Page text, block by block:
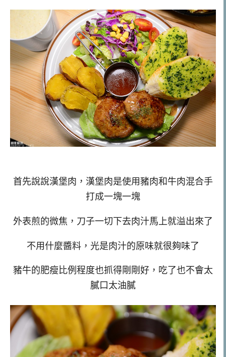
首先說說漢堡肉，漢堡肉是使用豬肉和牛肉混合手
打成一塊一塊
外表煎的微焦，刀子一切下去肉汁馬上就溢出來了
不用什麼醬料，光是肉汁的原味就很夠味了
豬牛的肥瘦比例程度也抓得剛剛好，吃了也不會太
膩口太油膩